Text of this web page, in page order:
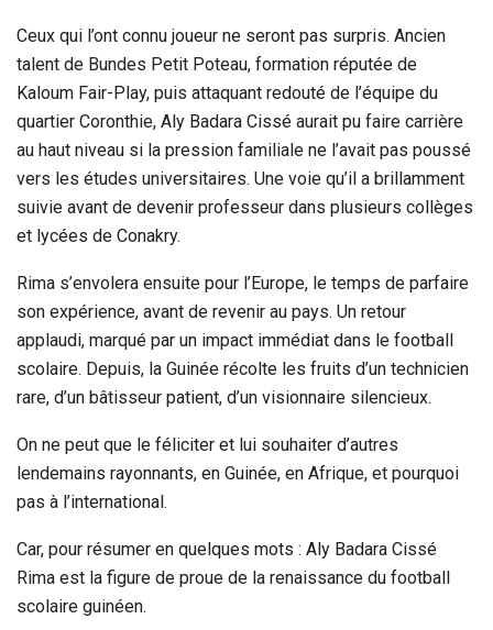
Ceux qui l’ont connu joueur ne seront pas surpris. Ancien
talent de Bundes Petit Poteau, formation réputée de
Kaloum Fair-Play, puis attaquant redouté de l’équipe du
quartier Coronthie, Aly Badara Cissé aurait pu faire carrière
au haut niveau si la pression familiale ne l’avait pas poussé
vers les études universitaires. Une voie qu’il a brillamment
suivie avant de devenir professeur dans plusieurs collèges
et lycées de Conakry.
Rima s’envolera ensuite pour l’Europe, le temps de parfaire
son expérience, avant de revenir au pays. Un retour
applaudi, marqué par un impact immédiat dans le football
scolaire. Depuis, la Guinée récolte les fruits d’un technicien
rare, d’un bâtisseur patient, d’un visionnaire silencieux.
On ne peut que le féliciter et lui souhaiter d’autres
lendemains rayonnants, en Guinée, en Afrique, et pourquoi
pas à l’international.
Car, pour résumer en quelques mots : Aly Badara Cissé
Rima est la figure de proue de la renaissance du football
scolaire guinéen.